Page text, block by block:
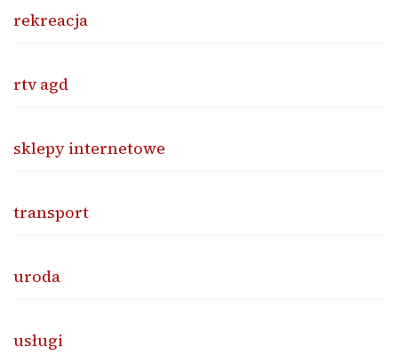
rekreacja
rtv agd
sklepy internetowe
transport
uroda
usługi